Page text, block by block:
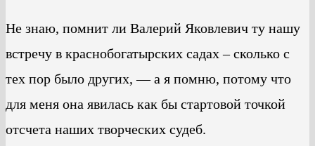
Не знаю, помнит ли Валерий Яковлевич ту нашу
встречу в краснобогатырских садах – сколько с
тех пор было других, — а я помню, потому что
для меня она явилась как бы стартовой точкой
отсчета наших творческих судеб.